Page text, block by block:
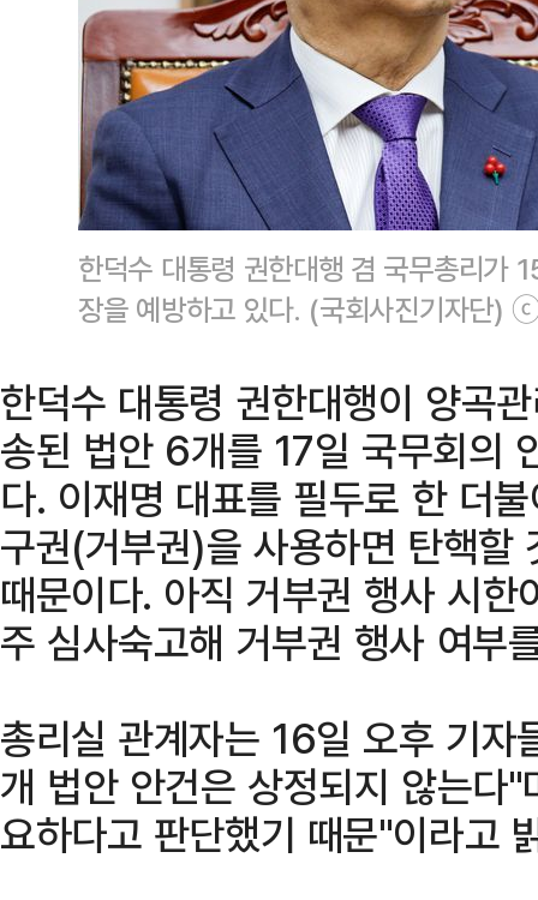
한덕수 대통령 권한대행 겸 국무총리가
장을 예방하고 있다. (국회사진기자단)
한덕수 대통령 권한대행이 양곡
송된 법안 6개를 17일 국무회의
다. 이재명 대표를 필두로 한 더
구권(거부권)을 사용하면 탄핵할
때문이다. 아직 거부권 행사 시
주 심사숙고해 거부권 행사 여부
총리실 관계자는 16일 오후 기
개 법안 안건은 상정되지 않는다
요하다고 판단했기 때문"이라고